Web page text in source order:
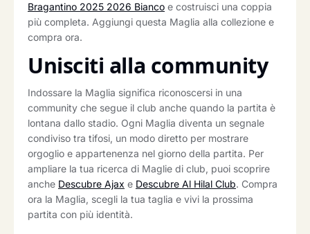
Bragantino 2025 2026 Bianco e costruisci una coppia
più completa. Aggiungi questa Maglia alla collezione e
compra ora.
Unisciti alla community
Indossare la Maglia significa riconoscersi in una
community che segue il club anche quando la partita è
lontana dallo stadio. Ogni Maglia diventa un segnale
condiviso tra tifosi, un modo diretto per mostrare
orgoglio e appartenenza nel giorno della partita. Per
ampliare la tua ricerca di Maglie di club, puoi scoprire
anche Descubre Ajax e Descubre Al Hilal Club. Compra
ora la Maglia, scegli la tua taglia e vivi la prossima
partita con più identità.